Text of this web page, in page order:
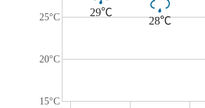
25°C
20°C
15°C
29℃
28℃